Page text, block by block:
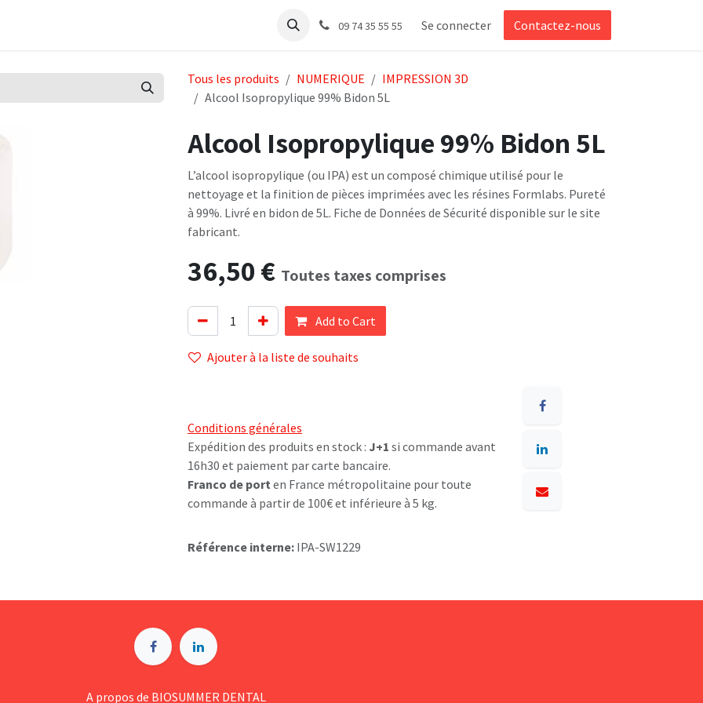
Support09 74 35 55 55 Se connecter Contactez-nous
Tous les produits NUMERIQUE
IMPRESSION 3D
Alcool Isopropylique 99% Bidon 5L
Alcool Isopropylique 99% Bidon 5L
L’alcool isopropylique (ou IPA) est un composé chimique utilisé pour le
nettoyage et la finition de pièces imprimées avec les résines Formlabs. Pureté
à 99%. Livré en bidon de 5L. Fiche de Données de Sécurité disponible sur le site
fabricant.
36,50€ Toutes taxes comprises
Add to Cart
Ajouter à la liste de souhaits
Conditions générales
Expédition des produits en stock : J+1 si commande avant
16h30 et paiement par carte bancaire.
Franco de port en France métropolitaine pour toute
commande à partir de 100€ et inférieure à 5 kg.
Référence interne: IPA-SW1229
A p​ropos de BIOSUMMER DENTAL